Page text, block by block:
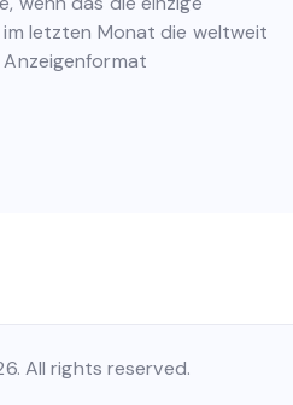
im letzten Monat die weltweit
All rights reserved.